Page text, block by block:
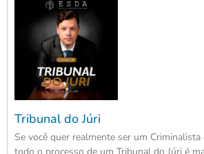
Tribunal do Júri
Se você quer realmente ser um